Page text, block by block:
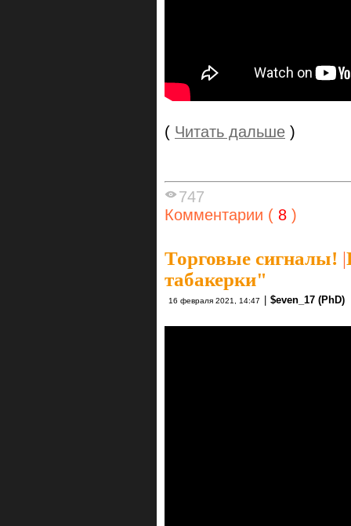
( Читать дальше )
747
Комментарии ( 8 )
Торговые сигналы! |
табакерки"
16 февраля 2021, 14:47 | $even_17 (PhD)